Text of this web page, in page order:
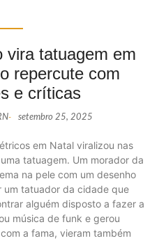
vira tatuagem em
repercute com
e críticas
- setembro 25, 2025
em Natal viralizou nas
tatuagem. Um morador da
na pele com um desenho
tatuador da cidade que
alguém disposto a fazer a
música de funk e gerou
a fama, vieram também